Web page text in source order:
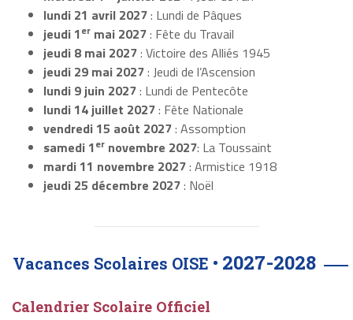
lundi 21 avril 2027: Lundi de Pâques
jeudi 1er mai 2027: Fête du Travail
jeudi 8 mai 2027: Victoire des Alliés 1945
jeudi 29 mai 2027: Jeudi de l’Ascension
lundi 9 juin 2027: Lundi de Pentecôte
lundi 14 juillet 2027: Fête Nationale
vendredi 15 août 2027: Assomption
samedi 1er novembre 2027: La Toussaint
mardi 11 novembre 2027: Armistice 1918
jeudi 25 décembre 2027: Noël
Vacances Scolaires OISE • 2027-2028
Calendrier Scolaire Officiel